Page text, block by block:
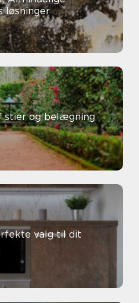
løsninger
stier og belægning
valg til dit